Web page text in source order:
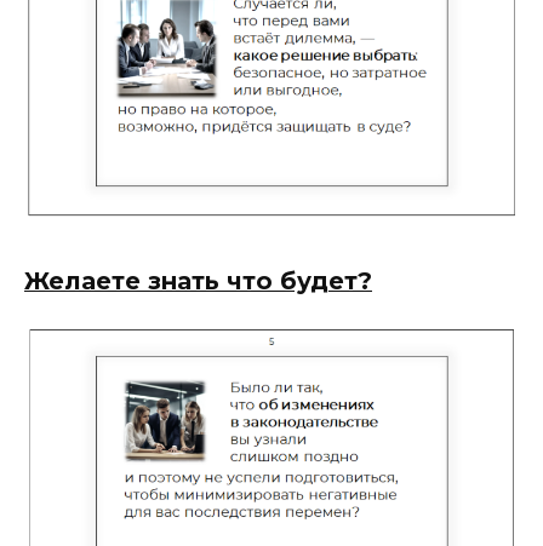
Желаете знать что будет?